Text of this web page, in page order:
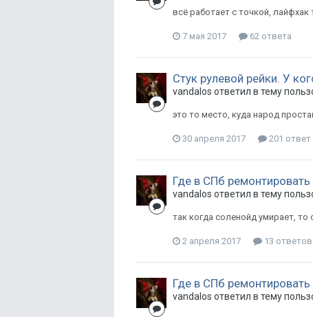
всё работает с точкой, лайфхак
7 мая 2017 62 ответа
Стук рулевой рейки. У
vandalos ответил в тему
это то место, куда народ
30 апреля 2017 201 ответ
Где в СПб ремонтировать
vandalos ответил в тему
так когда соленойд умирает,
2 апреля 2017 13 ответов
Где в СПб ремонтировать
vandalos ответил в тему